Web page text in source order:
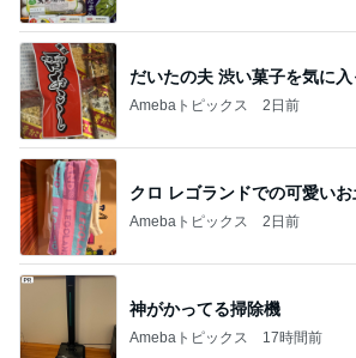
だいたの夫 渋い菓子を気に
Amebaトピックス 2日前
クロ レゴランドでの可愛い
Amebaトピックス 2日前
神がかってる掃除機
Amebaトピックス 17時間前